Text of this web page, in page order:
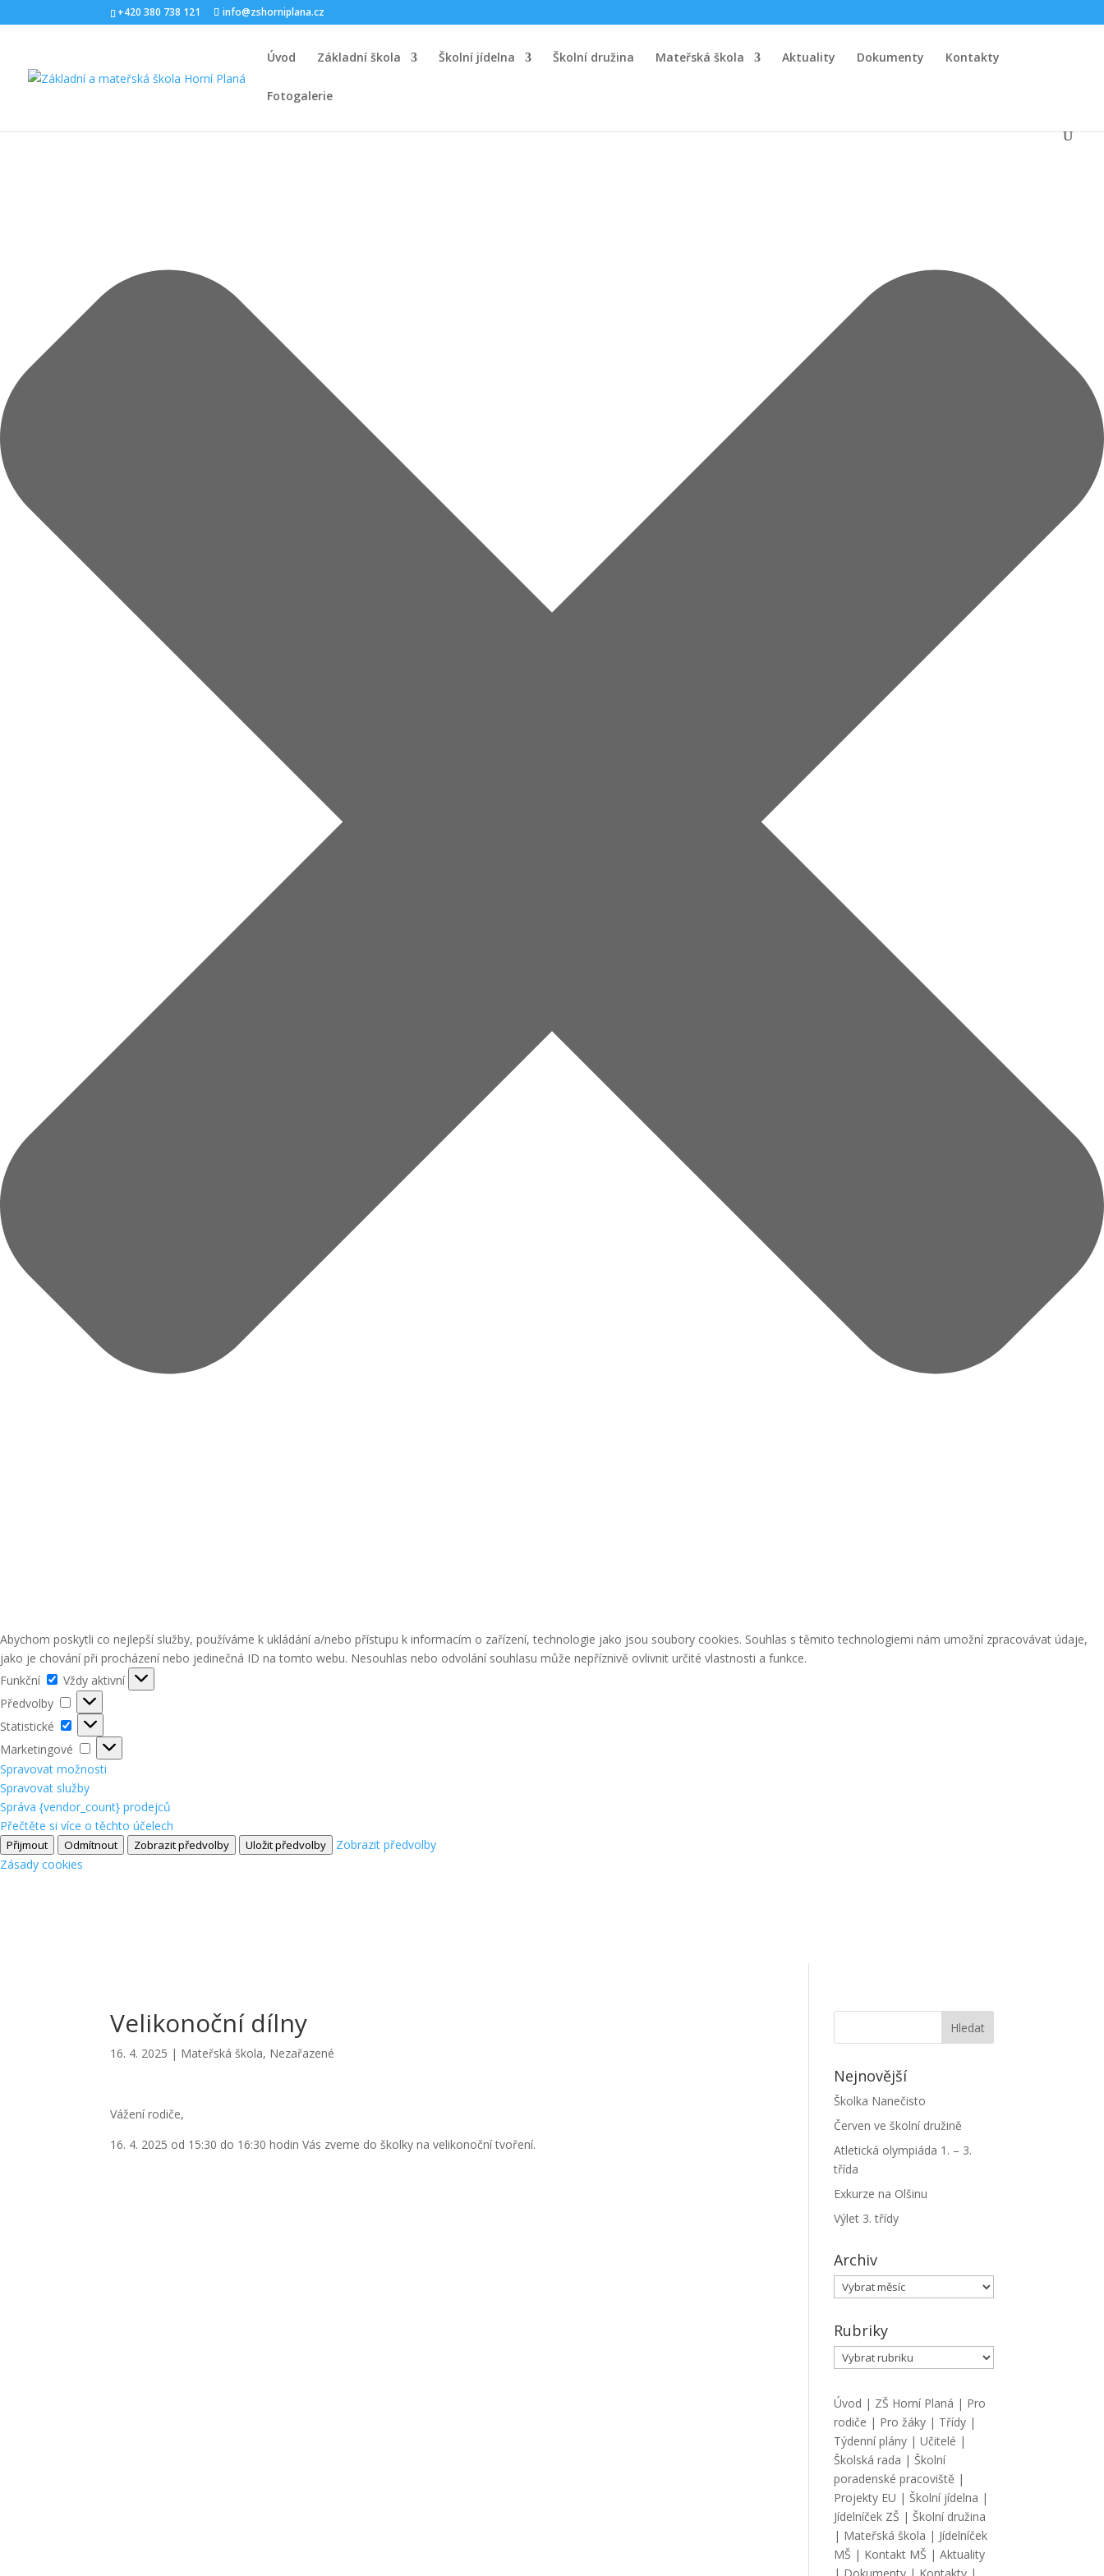
Spravovat Souhlas s cookies
Abychom poskytli co nejlepší služby, používáme k ukládání a/nebo přístupu k informacím o zařízení, technologie jako jsou soubory cookies. Souhlas s těmito technologiemi nám umožní zpracovávat údaje,
jako je chování při procházení nebo jedinečná ID na tomto webu. Nesouhlas nebo odvolání souhlasu může nepříznivě ovlivnit určité vlastnosti a funkce.
Funkční
Funkční
Vždy aktivní
Předvolby
Předvolby
Statistické
Statistické
Marketingové
Marketingové
Spravovat možnosti
Spravovat služby
Správa {vendor_count} prodejců
Přečtěte si více o těchto účelech
Přijmout Odmítnout Zobrazit předvolby Uložit předvolby
Zobrazit předvolby
Zásady cookies
+420 380 738 121 info@zshorniplana.cz
Úvod Základní škola Školní jídelna Školní družina Mateřská škola Aktuality Dokumenty Kontakty
Fotogalerie
Velikonoční dílny
16. 4. 2025 | Mateřská škola, Nezařazené
Vážení rodiče,
16. 4. 2025 od 15:30 do 16:30 hodin Vás zveme do školky na velikonoční tvoření.
Nejnovější
Školka Nanečisto
Červen ve školní družině
Atletická olympiáda 1. – 3.
třída
Exkurze na Olšinu
Výlet 3. třídy
Archiv
Archiv
Rubriky
Rubriky
Úvod | ZŠ Horní Planá | Pro
rodiče | Pro žáky | Třídy |
Týdenní plány |Učitelé |
Školská rada |Školní
poradenské pracoviště |
Projekty EU |Školní jídelna |
Jídelníček ZŠ |Školní družina
| Mateřská škola | Jídelníček
MŠ | Kontakt MŠ |Aktuality